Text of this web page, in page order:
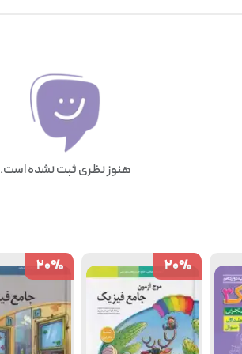
هنوز نظری ثبت نشده است.
20%
20%
20%
20%